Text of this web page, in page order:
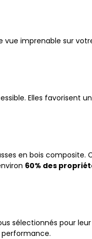
vue imprenable sur
Elles favorisent
en bois
60% des
sélectionnés pour